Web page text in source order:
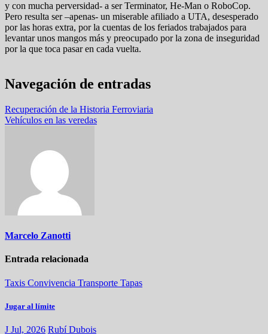
y con mucha perversidad- a ser Terminator, He-Man o RoboCop.
Pero resulta ser –apenas- un miserable afiliado a UTA, desesperado
por las horas extra, por la cuentas de los feriados trabajados para
levantar unos mangos más y preocupado por la zona de inseguridad
por la que toca pasar en cada vuelta.
Navegación de entradas
Recuperación de la Historia Ferroviaria
Vehículos en las veredas
Marcelo Zanotti
Entrada relacionada
Taxis Convivencia Transporte Tapas
Jugar al límite
J Jul, 2026 Rubí Dubois